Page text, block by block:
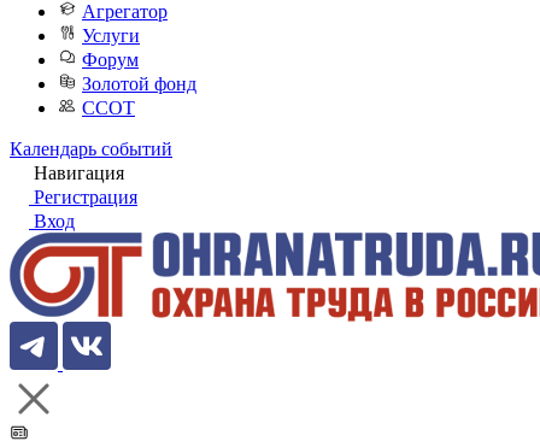
Агрегатор
Услуги
Форум
Золотой фонд
ССОТ
Календарь событий
Навигация
Регистрация
Вход